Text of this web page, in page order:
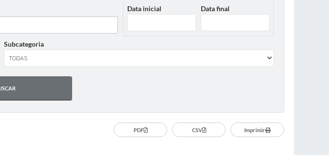
Data inicial Data final
Subcategoria
PDF CSV Imprimir